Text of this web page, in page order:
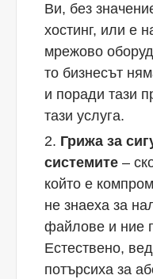
Ви, без
хостинг, или е
мрежово
то бизнесът
и поради тази
тази услуга.
Грижа за
системите –
който е
не знаеха за
файлове и ние
Естествено,
потърсиха за